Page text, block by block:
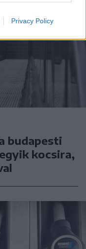
Privacy Policy
budapesti
kocsira,